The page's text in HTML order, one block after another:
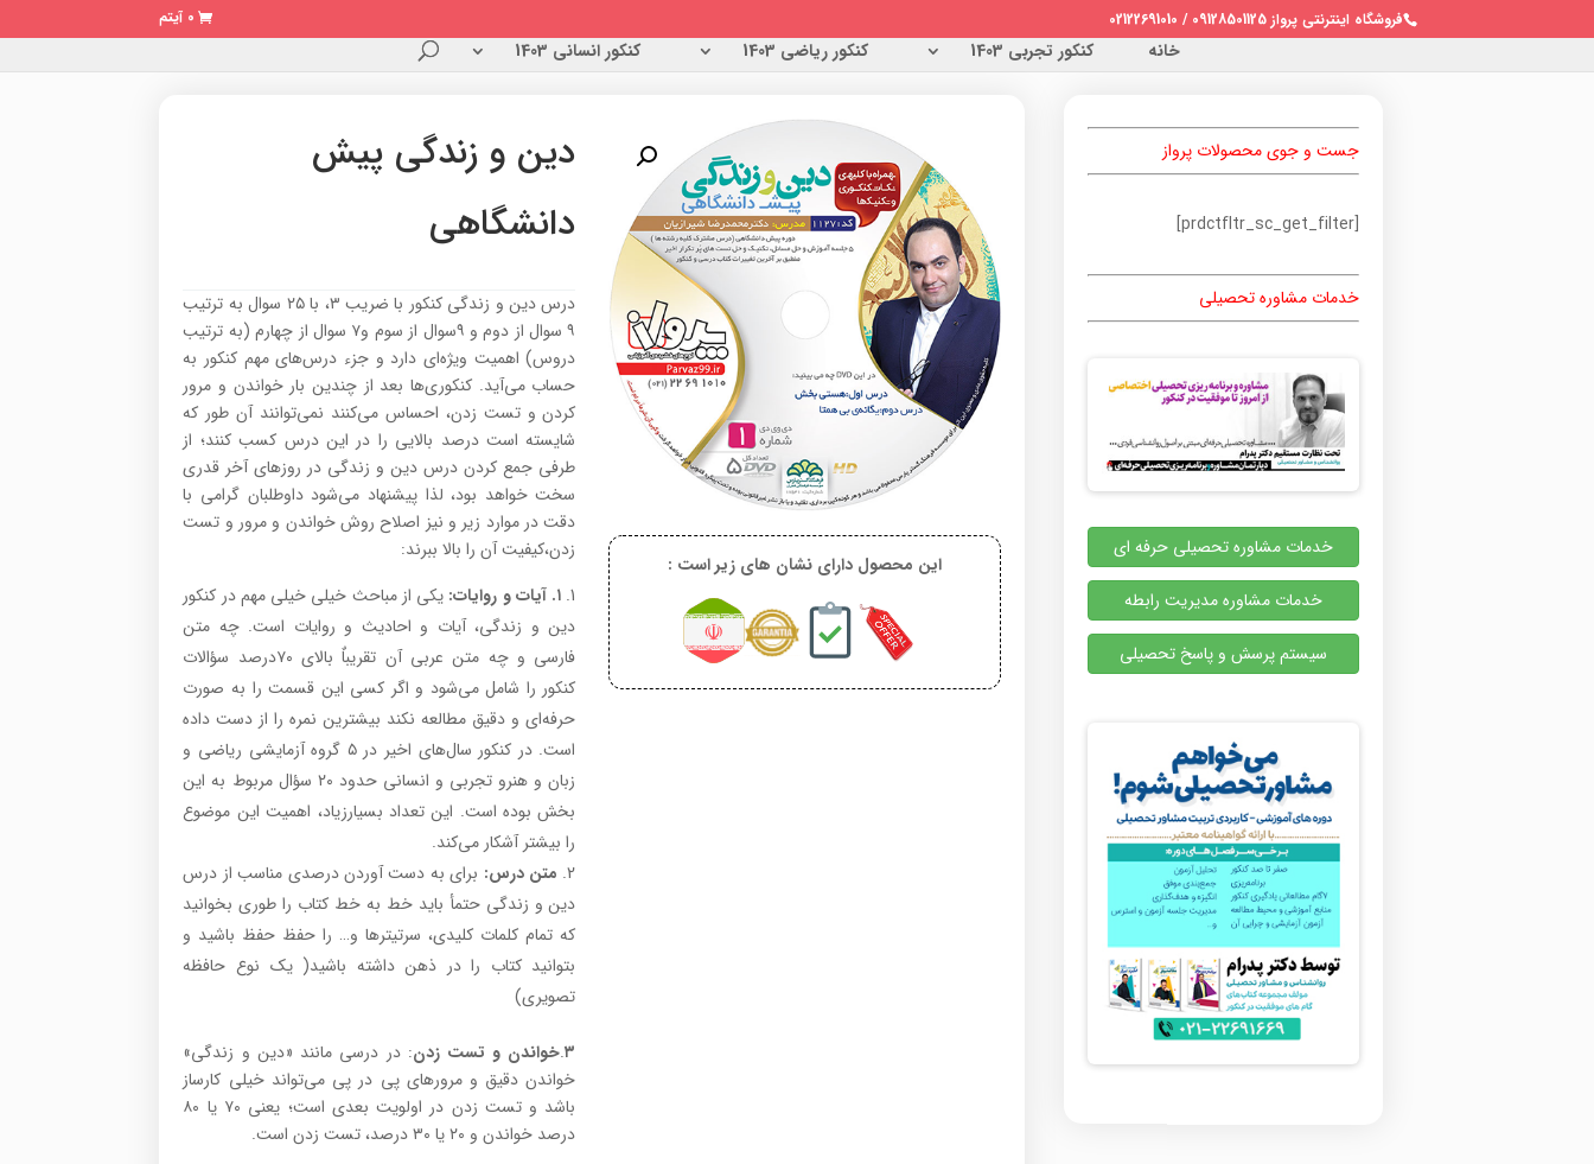
فروشگاه اینترنتی پرواز 09128501125 / 02122691010 0 آیتم
خانه کنکور تجربی 1403 کنکور ریاضی 1403 کنکور انسانی 1403
این محصول دارای نشان های زیر است :
دین و زندگی پیش
دانشگاهی
درس دین و زندگی کنکور با ضریب ۳، با ۲۵ سوال به ترتیب
۹ سوال از دوم و ۹سوال از سوم و۷ سوال از چهارم (به ترتیب
دروس) اهمیت ویژه‌ای دارد و جزء درس‌های مهم کنکور به
حساب می‌آید. کنکوری‌ها بعد از چندین بار خواندن و مرور
کردن و تست زدن، احساس می‌کنند نمی‌‌توانند آن طور که
شایسته است درصد بالایی را در این درس کسب کنند؛ از
طرفی جمع کردن درس دین و زندگی در روزهای آخر قدری
سخت خواهد بود، لذا پیشنهاد می‌شود داوطلبان گرامی با
دقت در موارد زیر و نیز اصلاح روش خواندن و مرور و تست
زدن،کیفیت آن را بالا ببرند:
۱. آیات و روایات: یکی از مباحث خیلی خیلی مهم در کنکور
دین و زندگی، آیات و احادیث و روایات است. چه متن
فارسی و چه متن عربی آن تقریباٌ بالای ۷۰درصد سؤالات
کنکور را شامل می‌شود و اگر کسی این قسمت را به صورت
حرفه‌ای و دقیق مطالعه نکند بیشترین نمره را از دست داده
است. در کنکور سال‌های اخیر در ۵ گروه آزمایشی ریاضی و
زبان و هنرو تجربی و انسانی حدود ۲۰ سؤال مربوط به این
بخش بوده است. این تعداد بسیارزیاد، اهمیت این موضوع
را بیشتر آشکار می‌کند.
متن درس: برای به دست آوردن درصدی مناسب از درس
دین و زندگی حتمأ باید خط به خط کتاب را طوری بخوانید
که تمام کلمات کلیدی، سرتیترها و… را حفظ حفظ باشید و
بتوانید کتاب را در ذهن داشته باشید( یک نوع حافظه
تصویری)
۳.خواندن و تست زدن: در درسی مانند «دین و زندگی»
خواندن دقیق و مرورهای پی در پی می‌تواند خیلی کارساز
باشد و تست زدن در اولویت بعدی است؛ یعنی ۷۰ یا ۸۰
درصد خواندن و ۲۰ یا ۳۰ درصد، تست زدن است.
جست و جوی محصولات پرواز
[prdctfltr_sc_get_filter]
خدمات مشاوره تحصیلی
خدمات مشاوره تحصیلی حرفه ای
خدمات مشاوره مدیریت رابطه
سیستم پرسش و پاسخ تحصیلی